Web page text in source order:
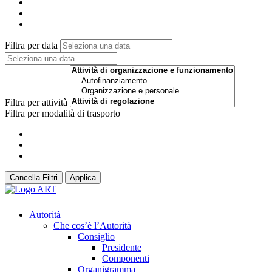
Filtra per data
Filtra per attività
Filtra per modalità di trasporto
Cancella Filtri Applica
Autorità
Che cos’è l’Autorità
Consiglio
Presidente
Componenti
Organigramma